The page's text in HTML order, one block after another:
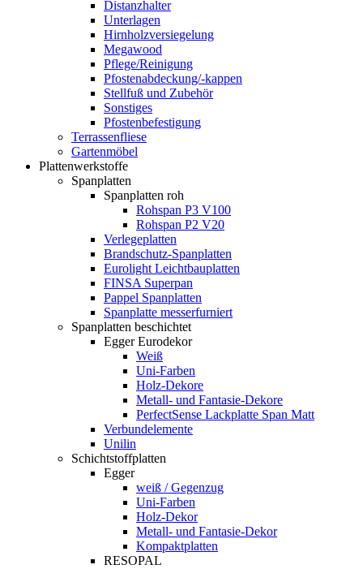
Distanzhalter
Unterlagen
Hirnholzversiegelung
Megawood
Pflege/Reinigung
Pfostenabdeckung/-kappen
Stellfuß und Zubehör
Sonstiges
Pfostenbefestigung
Terrassenfliese
Gartenmöbel
Plattenwerkstoffe
Spanplatten
Spanplatten roh
Rohspan P3 V100
Rohspan P2 V20
Verlegeplatten
Brandschutz-Spanplatten
Eurolight Leichtbauplatten
FINSA Superpan
Pappel Spanplatten
Spanplatte messerfurniert
Spanplatten beschichtet
Egger Eurodekor
Weiß
Uni-Farben
Holz-Dekore
Metall- und Fantasie-Dekore
PerfectSense Lackplatte Span Matt
Verbundelemente
Unilin
Schichtstoffplatten
Egger
weiß / Gegenzug
Uni-Farben
Holz-Dekor
Metall- und Fantasie-Dekor
Kompaktplatten
RESOPAL